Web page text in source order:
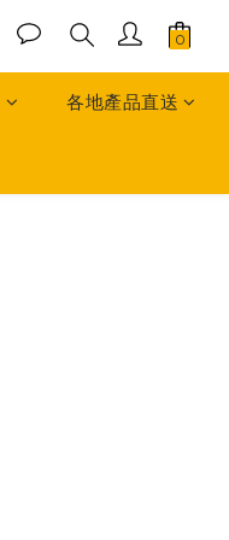
各地產品直送